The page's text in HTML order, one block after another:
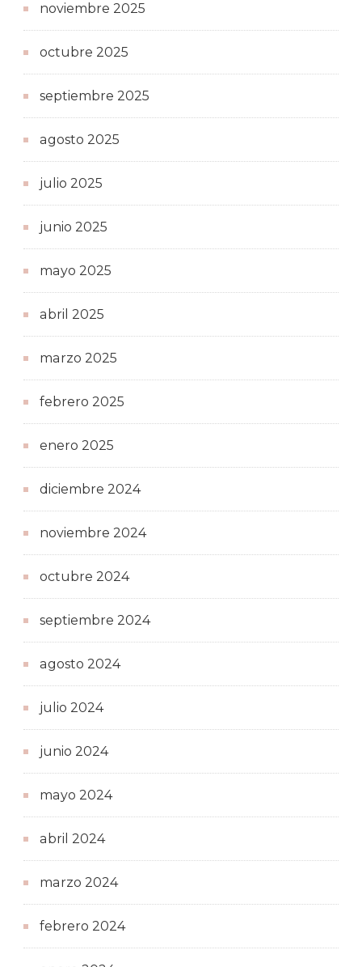
noviembre 2025
octubre 2025
septiembre 2025
agosto 2025
julio 2025
junio 2025
mayo 2025
abril 2025
marzo 2025
febrero 2025
enero 2025
diciembre 2024
noviembre 2024
octubre 2024
septiembre 2024
agosto 2024
julio 2024
junio 2024
mayo 2024
abril 2024
marzo 2024
febrero 2024